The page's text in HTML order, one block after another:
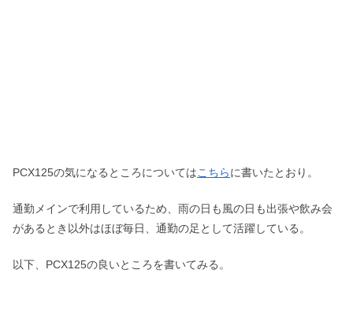
PCX125の気になるところについてはこちらに書いたとおり。
通勤メインで利用しているため、雨の日も風の日も出張や飲み会
があるとき以外はほぼ毎日、通勤の足として活躍している。
以下、PCX125の良いところを書いてみる。